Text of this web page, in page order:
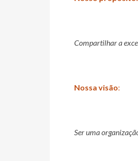
Compartilhar a
Nossa visão:
Ser uma